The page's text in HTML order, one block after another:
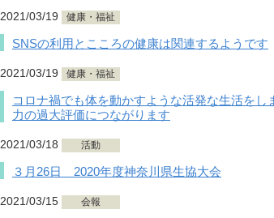
2021/03/19 健康・福祉
SNSの利用とこころの健康は関連するようです
2021/03/19 健康・福祉
コロナ禍でも体を動かすような活発な生活を
力の過大評価につながります
2021/03/18 活動
３月26日 2020年度神奈川県生協大会
2021/03/15 会報